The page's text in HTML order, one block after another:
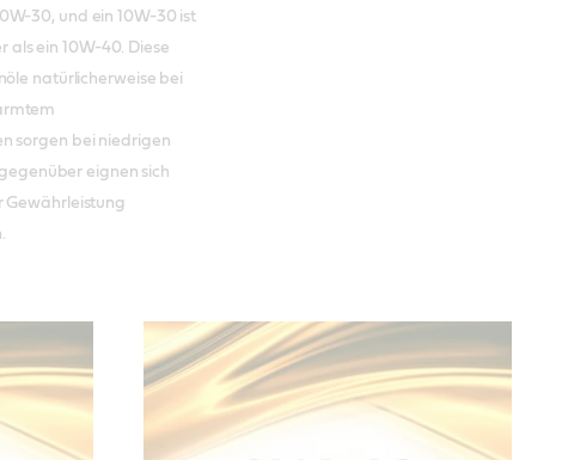
30, und ein 10W-30 ist
ein 10W-40. Diese
natürlicherweise bei
sorgen bei niedrigen
eignen sich
Gewährleistung